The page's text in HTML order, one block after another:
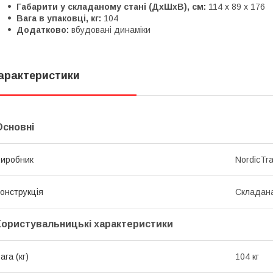
Габарити у складаному стані (ДхШхВ), см: 114 х 89 х 176
Вага в упаковці, кг: 104
Додатково: вбудовані динаміки
характеристики
(кг) 104 кг